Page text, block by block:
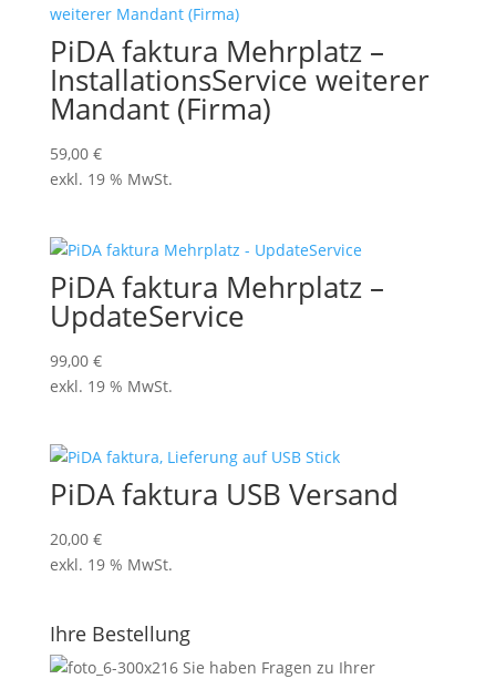
PiDA faktura Mehrplatz –
InstallationsService weiterer
Mandant (Firma)
59,00 €
exkl. 19 % MwSt.
PiDA faktura Mehrplatz –
UpdateService
99,00 €
exkl. 19 % MwSt.
PiDA faktura USB Versand
20,00 €
exkl. 19 % MwSt.
Ihre Bestellung
Sie haben Fragen zu Ihrer